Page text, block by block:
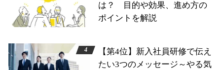
は？ 目的や効果、進め方の
ポイントを解説
【第4位】新入社員研修で伝え
たい3つのメッセージ～やる気